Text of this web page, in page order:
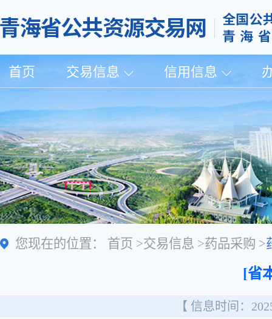
首页 交易信息 信用信息
您现在的位置： 首页 >交易信息 >药品采购 >
[省
【 信息时间：